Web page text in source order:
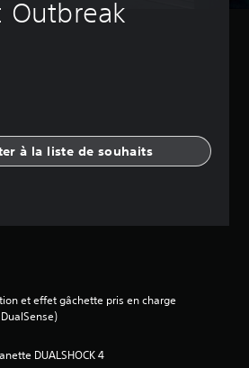
Outbreak
à la liste de souhaits
et effet gâchette pris en charge
DUALSHOCK 4